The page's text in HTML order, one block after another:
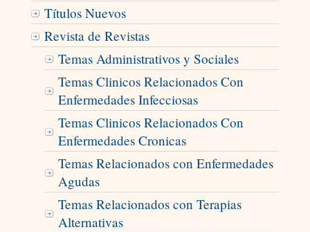
Títulos Nuevos
Revista de Revistas
Temas Administrativos y Sociales
Temas Clinicos Relacionados Con
Enfermedades Infecciosas
Temas Clinicos Relacionados Con
Enfermedades Cronicas
Temas Relacionados con Enfermedades
Agudas
Temas Relacionados con Terapias
Alternativas